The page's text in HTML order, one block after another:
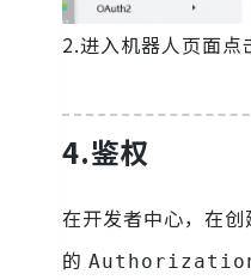
2.进入机器人页面
4.鉴权
在开发者中心，在
的